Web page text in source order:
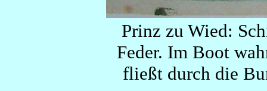
Prinz zu Wied:
Feder. Im Boot
fließt durch die